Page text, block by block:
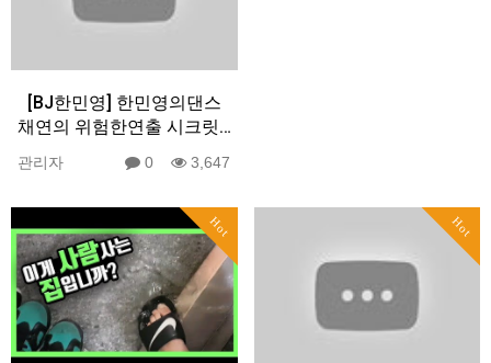
[BJ한민영] 한민영의댄스
채연의 위험한연출 시크릿…
관리자 0 3,647
Hot Hot